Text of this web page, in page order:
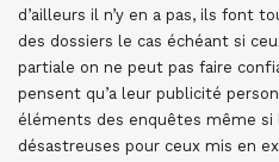
d’ailleurs il n’y en a pas, ils font
des dossiers le cas échéant si
partiale on ne peut pas faire
pensent qu’a leur publicité
éléments des enquêtes même si
désastreuses pour ceux mis en